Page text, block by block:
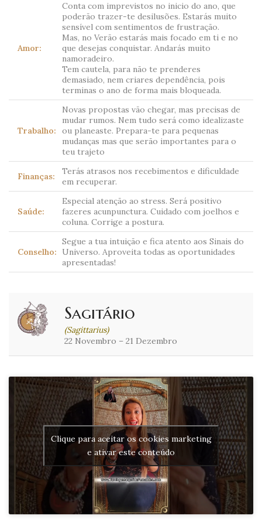
Amor:
Conta com imprevistos no inicio do ano, que
poderão trazer-te desilusões. Estarás muito
sensível com sentimentos de frustração.
Mas, no Verão estarás mais focado em ti e no
que desejas conquistar. Andarás muito
namoradeiro.
Tem cautela, para não te prenderes
demasiado, nem criares dependência, pois
terminas o ano de forma mais bloqueada.
Trabalho:
Novas propostas vão chegar, mas precisas de
mudar rumos. Nem tudo será como idealizaste
ou planeaste. Prepara-te para pequenas
mudanças mas que serão importantes para o
teu trajeto
Finanças:
Terás atrasos nos recebimentos e dificuldade
em recuperar.
Saúde:
Especial atenção ao stress. Será positivo
fazeres acunpunctura. Cuidado com joelhos e
coluna. Corrige a postura.
Conselho:
Segue a tua intuição e fica atento aos Sinais do
Universo. Aproveita todas as oportunidades
apresentadas!
Sagitário
(Sagittarius)
22 Novembro – 21 Dezembro
Clique para aceitar os cookies marketing
e ativar este conteúdo